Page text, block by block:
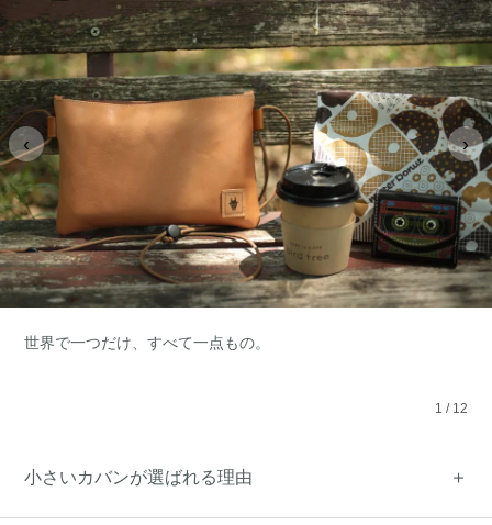
‹ ›
世界で一つだけ、すべて一点もの。
1 / 12
小さいカバンが選ばれる理由